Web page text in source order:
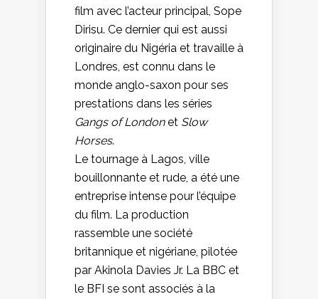
film avec l’acteur principal, Sope
Dirisu. Ce dernier qui est aussi
originaire du Nigéria et travaille à
Londres, est connu dans le
monde anglo-saxon pour ses
prestations dans les séries
Gangs of Londonet Slow
Horses.
Le tournage à Lagos, ville
bouillonnante et rude, a été une
entreprise intense pour l’équipe
du film. La production
rassemble une société
britannique et nigériane, pilotée
par Akinola Davies Jr. La BBC et
le BFI se sont associés à la